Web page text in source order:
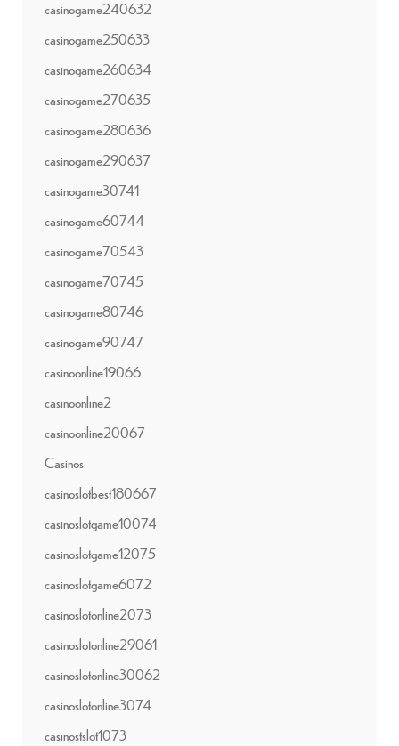
casinogame240632
casinogame250633
casinogame260634
casinogame270635
casinogame280636
casinogame290637
casinogame30741
casinogame60744
casinogame70543
casinogame70745
casinogame80746
casinogame90747
casinoonline19066
casinoonline2
casinoonline20067
Casinos
casinoslotbest180667
casinoslotgame10074
casinoslotgame12075
casinoslotgame6072
casinoslotonline2073
casinoslotonline29061
casinoslotonline30062
casinoslotonline3074
casinostslot1073